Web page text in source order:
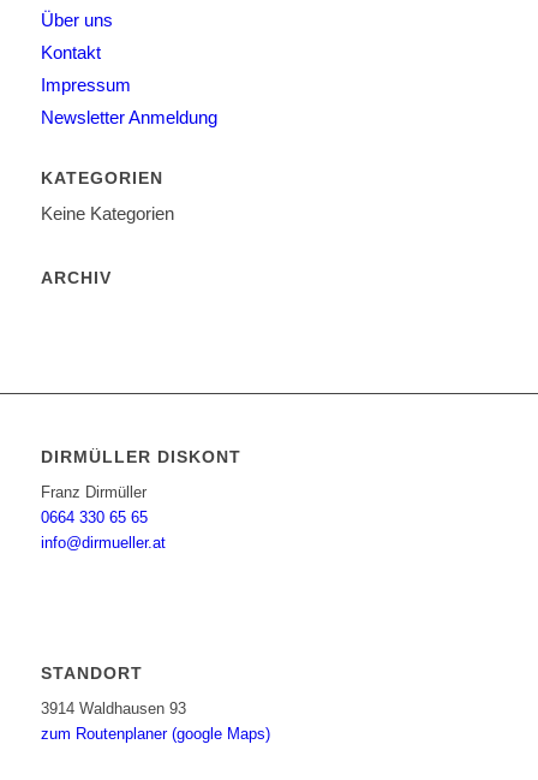
Über uns
Kontakt
Impressum
Newsletter Anmeldung
KATEGORIEN
Keine Kategorien
ARCHIV
DIRMÜLLER DISKONT
Franz Dirmüller
0664 330 65 65
info@dirmueller.at
STANDORT
3914 Waldhausen 93
zum Routenplaner (google Maps)